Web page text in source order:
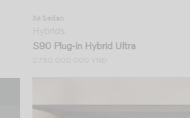
Xe Sedan
Hybrids
S90 Plug-in Hybrid Ultra
2.750.000.000 VNĐ